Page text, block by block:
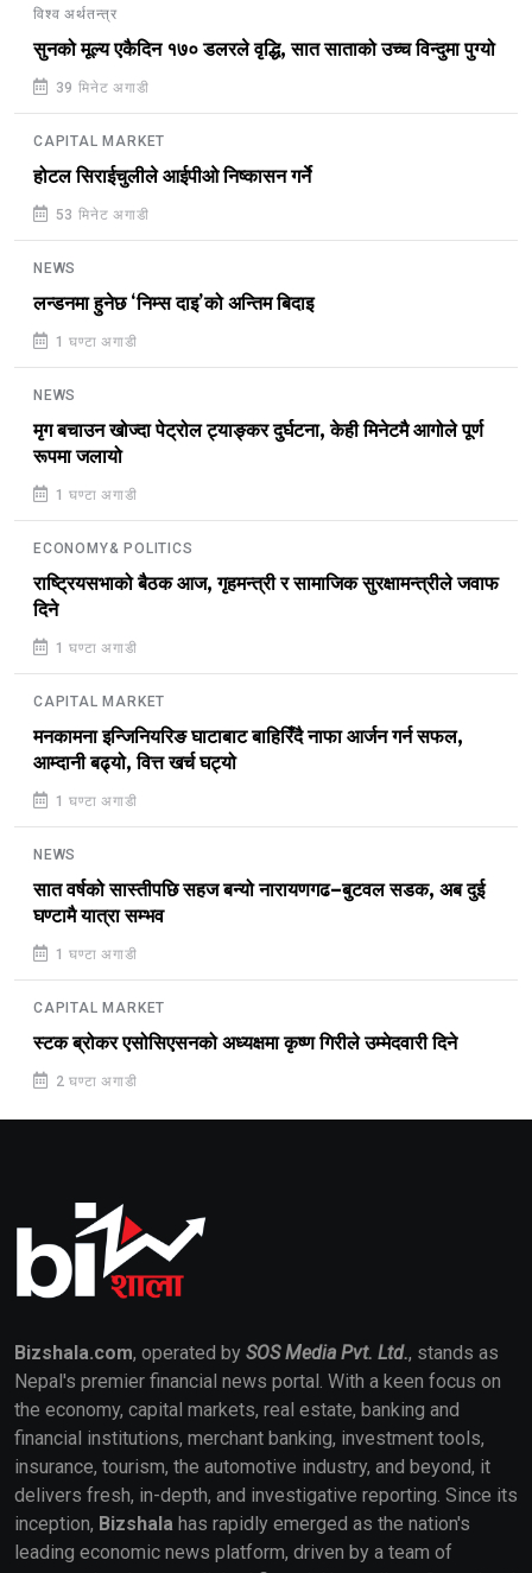
विश्व अर्थतन्त्र
सुनको मूल्य एकैदिन १७० डलरले वृद्धि, सात साताको उच्च विन्दुमा पुग्यो
39 मिनेट अगाडी
CAPITAL MARKET
होटल सिराईचुलीले आईपीओ निष्कासन गर्ने
53 मिनेट अगाडी
NEWS
लन्डनमा हुनेछ ‘निम्स दाइ’को अन्तिम बिदाइ
1 घण्टा अगाडी
NEWS
मृग बचाउन खोज्दा पेट्रोल ट्याङ्कर दुर्घटना, केही मिनेटमै आगोले पूर्ण
रूपमा जलायो
1 घण्टा अगाडी
ECONOMY& POLITICS
राष्ट्रियसभाको बैठक आज, गृहमन्त्री र सामाजिक सुरक्षामन्त्रीले जवाफ
दिने
1 घण्टा अगाडी
CAPITAL MARKET
मनकामना इन्जिनियरिङ घाटाबाट बाहिरिँदै नाफा आर्जन गर्न सफल,
आम्दानी बढ्यो, वित्त खर्च घट्यो
1 घण्टा अगाडी
NEWS
सात वर्षको सास्तीपछि सहज बन्यो नारायणगढ–बुटवल सडक, अब दुई
घण्टामै यात्रा सम्भव
1 घण्टा अगाडी
CAPITAL MARKET
स्टक ब्रोकर एसोसिएसनको अध्यक्षमा कृष्ण गिरीले उम्मेदवारी दिने
2 घण्टा अगाडी
Bizshala.com, operated by SOS Media Pvt. Ltd., stands as
Nepal's premier financial news portal. With a keen focus on
the economy, capital markets, real estate, banking and
financial institutions, merchant banking, investment tools,
insurance, tourism, the automotive industry, and beyond, it
delivers fresh, in-depth, and investigative reporting. Since its
inception, Bizshala has rapidly emerged as the nation's
leading economic news platform, driven by a team of